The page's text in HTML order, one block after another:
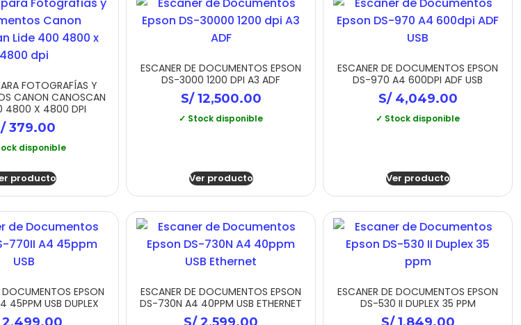
FOTOGRAFÍAS Y
CANON CANOSCAN
4800 X 4800 DPI
379.00
disponible
producto
ESCANER DE DOCUMENTOS EPSON
DS-3000 1200 DPI A3 ADF
S/12,500.00
✓ Stock disponible
Ver producto
ESCANER DE DOCUMENTOS EPSON
DS-970 A4 600DPI ADF USB
S/4,049.00
✓ Stock disponible
Ver producto
DOCUMENTOS EPSON
45PPM USB DUPLEX
ESCANER DE DOCUMENTOS EPSON
DS-730N A4 40PPM USB ETHERNET
ESCANER DE DOCUMENTOS EPSON
DS-530 II DUPLEX 35 PPM